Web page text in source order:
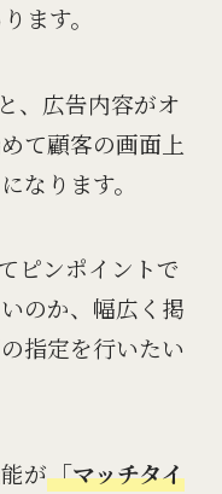
ます。
、広告内容がオ
て顧客の画面上
なります。
ピンポイントで
のか、幅広く掲
指定を行いたい
が「マッチタイ